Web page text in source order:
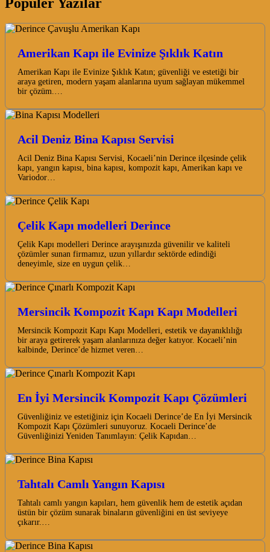
Amerikan Kapı ile Evinize Şıklık Katın
Amerikan Kapı ile Evinize Şıklık Katın; güvenliği ve estetiği bir
araya getiren, modern yaşam alanlarına uyum sağlayan mükemmel
bir çözüm.…
Acil Deniz Bina Kapısı Servisi
Acil Deniz Bina Kapısı Servisi, Kocaeli’nin Derince ilçesinde çelik
kapı, yangın kapısı, bina kapısı, kompozit kapı, Amerikan kapı ve
Variodor…
Çelik Kapı modelleri Derince
Çelik Kapı modelleri Derince arayışınızda güvenilir ve kaliteli
çözümler sunan firmamız, uzun yıllardır sektörde edindiği
deneyimle, size en uygun çelik…
Mersincik Kompozit Kapı Kapı Modelleri
Mersincik Kompozit Kapı Kapı Modelleri, estetik ve dayanıklılığı
bir araya getirerek yaşam alanlarınıza değer katıyor. Kocaeli’nin
kalbinde, Derince’de hizmet veren…
En İyi Mersincik Kompozit Kapı Çözümleri
Güvenliğiniz ve estetiğiniz için Kocaeli Derince’de En İyi Mersincik
Kompozit Kapı Çözümleri sunuyoruz. Kocaeli Derince’de
Güvenliğinizi Yeniden Tanımlayın: Çelik Kapıdan…
Tahtalı Camlı Yangın Kapısı
Tahtalı camlı yangın kapıları, hem güvenlik hem de estetik açıdan
üstün bir çözüm sunarak binaların güvenliğini en üst seviyeye
çıkarır.…